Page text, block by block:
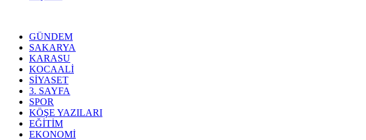
GÜNDEM
SAKARYA
KARASU
KOCAALI
SIYASET
3. SAYFA
SPOR
KÖŞE YAZILARI
EĞITIM
EKONOMI